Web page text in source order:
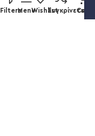
ΛΟΓΑΡΙΑΣΜΟΣ
FiltersMenuWishlistΣυγκρίνετε
Cart